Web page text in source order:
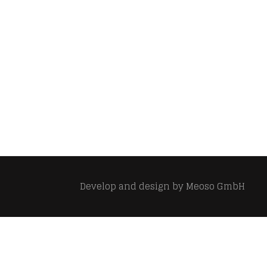
Develop and design byMeoso GmbH